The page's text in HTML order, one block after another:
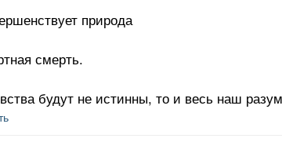
природа
смерть.
будут не истинны, то и весь наш